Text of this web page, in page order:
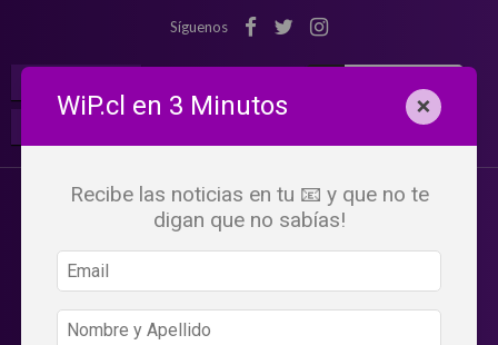
Síguenos
WiP.cl en 3 Minutos ×
Recibe las noticias en tu 📧 y que no te
digan que no sabías!